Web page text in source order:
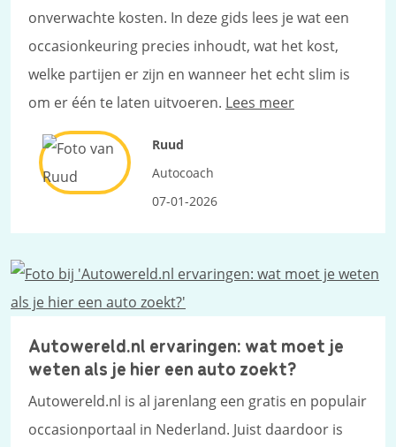
onverwachte kosten. In deze gids lees je wat een
occasionkeuring precies inhoudt, wat het kost,
welke partijen er zijn en wanneer het echt slim is
om er één te laten uitvoeren. Lees meer
Ruud
Autocoach
07-01-2026
Autowereld.nl ervaringen: wat moet je
weten als je hier een auto zoekt?
Autowereld.nl is al jarenlang een gratis en populair
occasionportaal in Nederland. Juist daardoor is